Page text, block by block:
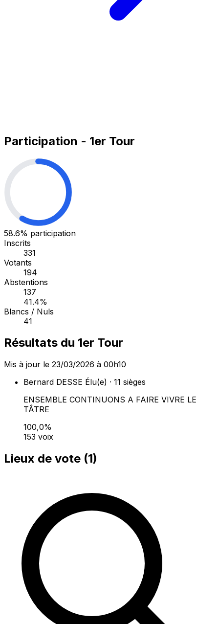
Participation - 1er Tour
58.6% participation
Inscrits
331
Votants
194
Abstentions
137
41.4%
Blancs / Nuls
41
Résultats du 1er Tour
Mis à jour le 23/03/2026 à 00h10
Bernard DESSE Élu(e) · 11 sièges
ENSEMBLE CONTINUONS A FAIRE VIVRE LE
TÂTRE
100,0%
153 voix
Lieux de vote (1)